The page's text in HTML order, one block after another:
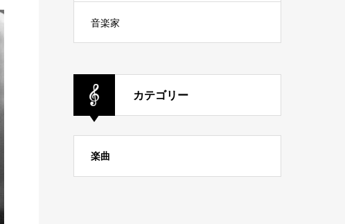
音楽家
カテゴリー
楽曲